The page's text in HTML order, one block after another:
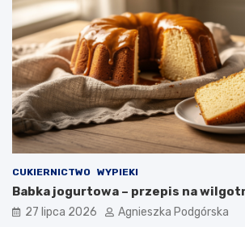
CUKIERNICTWO WYPIEKI
Babka jogurtowa – przepis na
27 lipca 2026 Agnieszka Podgórska